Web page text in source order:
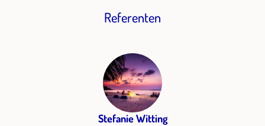
Referenten
Stefanie Witting